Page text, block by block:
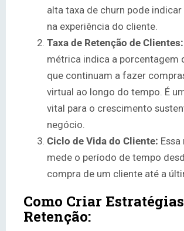
alta taxa de churn pode
na experiência do cliente.
Taxa de Retenção de Clientes:
métrica indica a porcentagem
que continuam a fazer
virtual ao longo do tempo. É
vital para o crescimento
negócio.
Ciclo de Vida do Cliente:
mede o período de tempo
compra de um cliente até a
Como Criar
Retenção: